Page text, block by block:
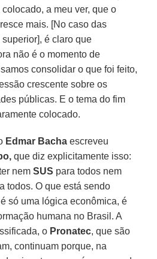
a meu ver, que o
mais. [No caso das
é claro que
não é o momento de
consolidar o que foi feito,
crescente sobre os
públicas. E o tema do fim
colocado.
Edmar Bacha escreveu
que diz explicitamente isso:
nemSUS para todos nem
todos. O que está sendo
só uma lógica econômica, é
humana no Brasil. A
o Pronatec, que são
continuam porque, na